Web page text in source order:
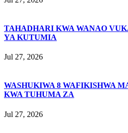
TAHADHARI KWA WANAO
YA KUTUMIA
Jul 27, 2026
WASHUKIWA 8 WAFIKISHWA
KWA TUHUMA ZA
Jul 27, 2026